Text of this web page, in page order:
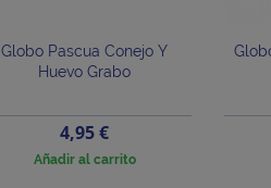
Globo Pascua Conejo Y
Huevo Grabo
Precio
4,95 €
Añadir al carrito